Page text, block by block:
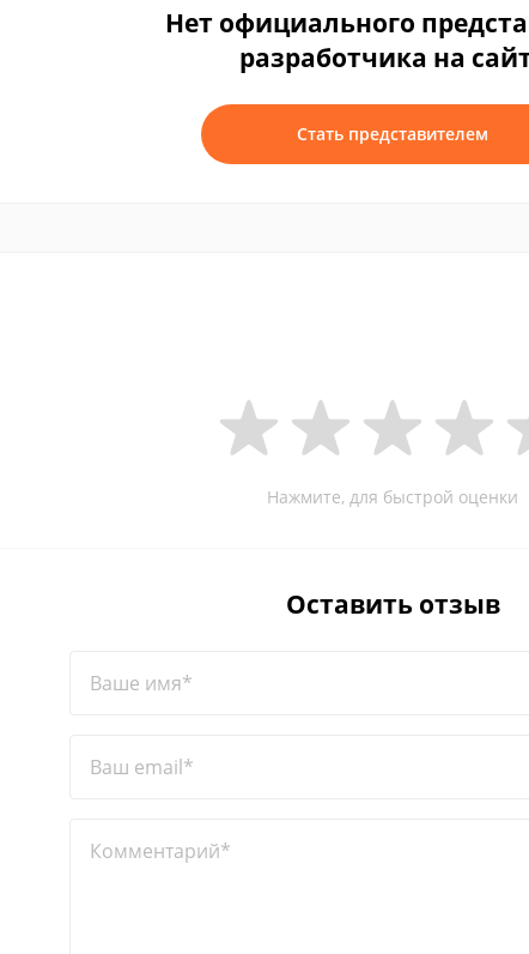
Нет официального
разработчика на
Стать представителем
Нажмите, для быстрой оценки
Оставить отзыв
Ваше имя*
Ваш email*
Комментарий*